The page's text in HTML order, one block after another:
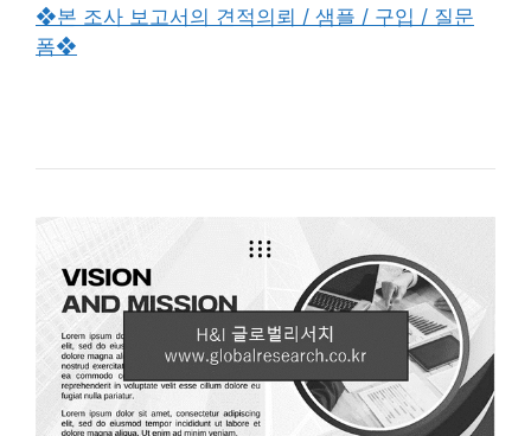
❖본 조사 보고서의 견적의뢰 / 샘플 / 구입 / 질문
폼❖